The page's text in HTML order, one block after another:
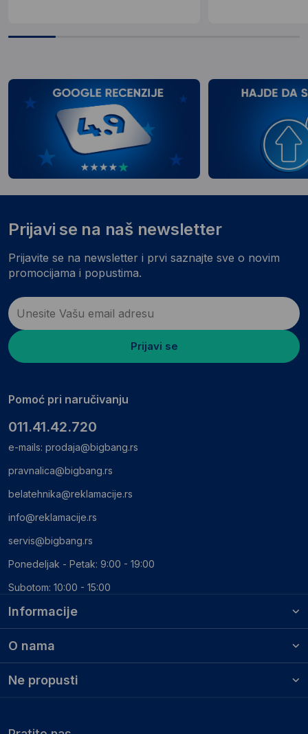
Informacije
O nama
Ne propusti
Prijavi se na naš newsletter
Prijavite se na newsletter i prvi saznajte sve o novim
promocijama i popustima.
Prijavi se
Pomoć pri naručivanju
011.41.42.720
e-mails: prodaja@bigbang.rs
pravnalica@bigbang.rs
belatehnika@reklamacije.rs
info@reklamacije.rs
servis@bigbang.rs
Ponedeljak - Petak: 9:00 - 19:00
Subotom: 10:00 - 15:00